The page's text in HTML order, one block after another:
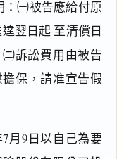
：㈠被告應給付原
翌日起 至清償日
訴訟費用由被告
保，請准宣告假
月9日以自己為要